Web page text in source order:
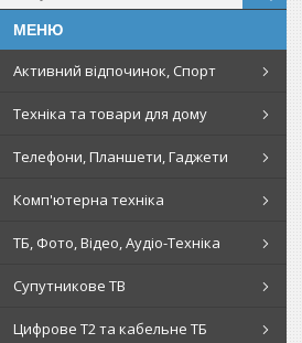
Активний відпочинок, Спорт
Техніка та товари для дому
Телефони, Планшети, Гаджети
Комп'ютерна техніка
ТБ, Фото, Відео, Аудіо-Техніка
Супутникове ТВ
Цифрове Т2 та кабельне ТБ